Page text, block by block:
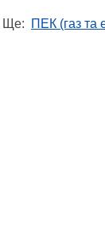
Ще: ПЕК (газ та